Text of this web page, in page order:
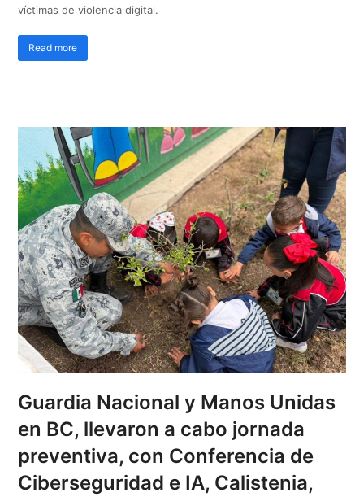
víctimas de violencia digital.
Read more
Guardia Nacional y Manos Unidas
en BC, llevaron a cabo jornada
preventiva, con Conferencia de
Ciberseguridad e IA, Calistenia,